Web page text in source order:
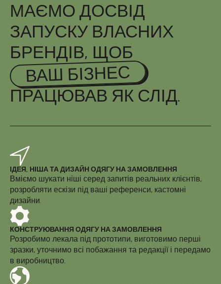
МАЄМО ДОСВІД
ЗАПУСКУ ВЛАСНИХ
БРЕНДІВ, ЩОБ
ВАШ БІЗНЕС
ПРАЦЮВАВ ЯК СЛІД.
ІДЕЯ, НІША ТА ДИЗАЙН ОДЯГУ НА ЗАМОВЛЕННЯ
Вміємо шукати ніші серед запитів реальних клієнтів,
розробляти ескізи під ваші референси, кастомні
дизайни.
КОНСТРУЮВАННЯ ОДЯГУ НА ЗАМОВЛЕННЯ
Розробимо лекала під прототипи, виготовимо перші
зразки, уточнимо всі побажання та редакції і передамо
в виробництво.